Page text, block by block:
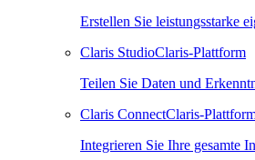
Erstellen Sie leistungsstarke
Claris StudioClaris-Plattform
Teilen Sie Daten und
Claris ConnectClaris-
Integrieren Sie Ihre gesamte